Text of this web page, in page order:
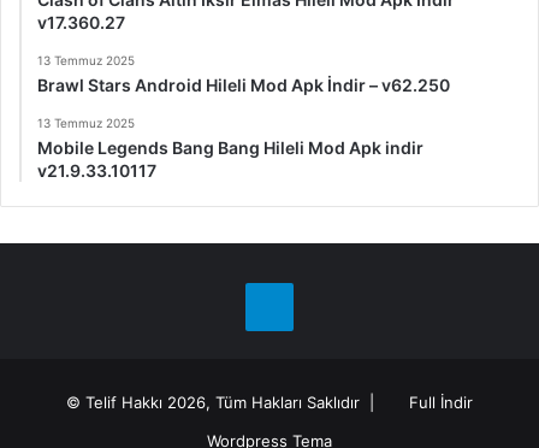
v17.360.27
13 Temmuz 2025
Brawl Stars Android Hileli Mod Apk İndir – v62.250
13 Temmuz 2025
Mobile Legends Bang Bang Hileli Mod Apk indir
v21.9.33.10117
© Telif Hakkı 2026, Tüm Hakları Saklıdır |
Full İndir
Wordpress Tema